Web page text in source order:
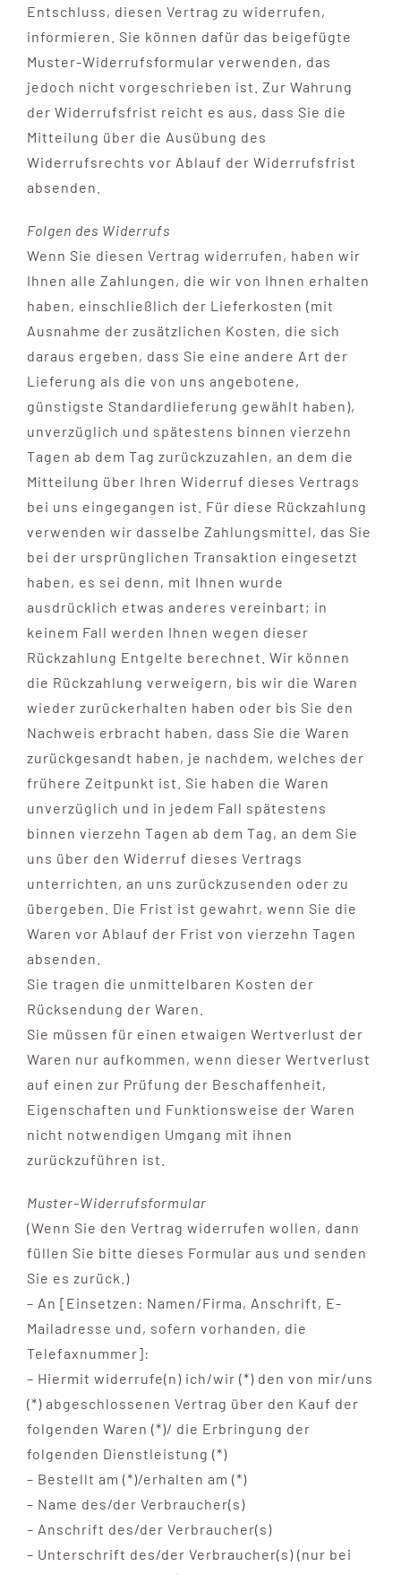
Entschluss, diesen Vertrag zu widerrufen,
informieren. Sie können dafür das beigefügte
Muster-Widerrufsformular verwenden, das
jedoch nicht vorgeschrieben ist. Zur Wahrung
der Widerrufsfrist reicht es aus, dass Sie die
Mitteilung über die Ausübung des
Widerrufsrechts vor Ablauf der Widerrufsfrist
absenden.
Folgen des Widerrufs
Wenn Sie diesen Vertrag widerrufen, haben wir
Ihnen alle Zahlungen, die wir von Ihnen erhalten
haben, einschließlich der Lieferkosten (mit
Ausnahme der zusätzlichen Kosten, die sich
daraus ergeben, dass Sie eine andere Art der
Lieferung als die von uns angebotene,
günstigste Standardlieferung gewählt haben),
unverzüglich und spätestens binnen vierzehn
Tagen ab dem Tag zurückzuzahlen, an dem die
Mitteilung über Ihren Widerruf dieses Vertrags
bei uns eingegangen ist. Für diese Rückzahlung
verwenden wir dasselbe Zahlungsmittel, das Sie
bei der ursprünglichen Transaktion eingesetzt
haben, es sei denn, mit Ihnen wurde
ausdrücklich etwas anderes vereinbart; in
keinem Fall werden Ihnen wegen dieser
Rückzahlung Entgelte berechnet. Wir können
die Rückzahlung verweigern, bis wir die Waren
wieder zurückerhalten haben oder bis Sie den
Nachweis erbracht haben, dass Sie die Waren
zurückgesandt haben, je nachdem, welches der
frühere Zeitpunkt ist. Sie haben die Waren
unverzüglich und in jedem Fall spätestens
binnen vierzehn Tagen ab dem Tag, an dem Sie
uns über den Widerruf dieses Vertrags
unterrichten, an uns zurückzusenden oder zu
übergeben. Die Frist ist gewahrt, wenn Sie die
Waren vor Ablauf der Frist von vierzehn Tagen
absenden.
Sie tragen die unmittelbaren Kosten der
Rücksendung der Waren.
Sie müssen für einen etwaigen Wertverlust der
Waren nur aufkommen, wenn dieser Wertverlust
auf einen zur Prüfung der Beschaffenheit,
Eigenschaften und Funktionsweise der Waren
nicht notwendigen Umgang mit ihnen
zurückzuführen ist.
Muster-Widerrufsformular
(Wenn Sie den Vertrag widerrufen wollen, dann
füllen Sie bitte dieses Formular aus und senden
Sie es zurück.)
– An [Einsetzen: Namen/Firma, Anschrift, E-
Mailadresse und, sofern vorhanden, die
Telefaxnummer]:
– Hiermit widerrufe(n) ich/wir (*) den von mir/uns
(*) abgeschlossenen Vertrag über den Kauf der
folgenden Waren (*)/ die Erbringung der
folgenden Dienstleistung (*)
– Bestellt am (*)/erhalten am (*)
– Name des/der Verbraucher(s)
– Anschrift des/der Verbraucher(s)
– Unterschrift des/der Verbraucher(s) (nur bei